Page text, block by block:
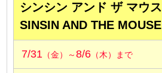
シンシン アンド ザ マウス
SINSIN AND THE MOUSE
7/31 （金）～8/6 （木）まで